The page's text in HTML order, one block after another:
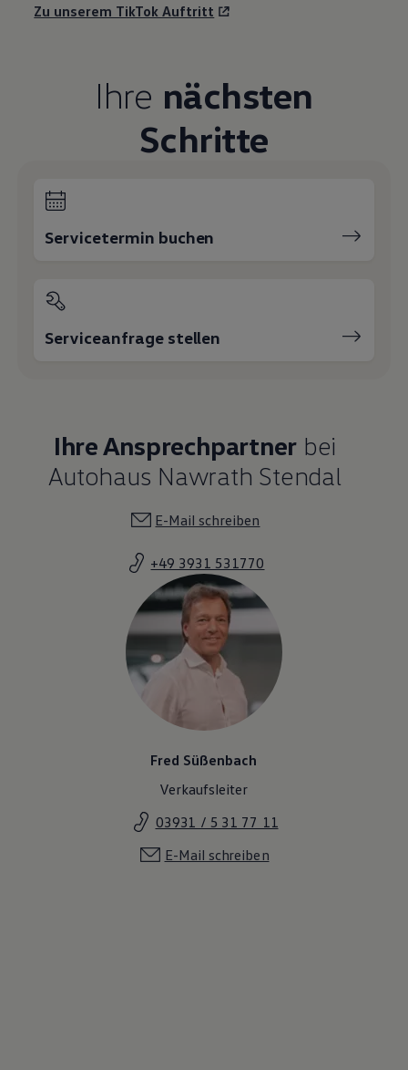
Zu unserem TikTok Auftritt
Ihre nächsten
Schritte
Servicetermin buchen
Serviceanfrage stellen
Ihre Ansprechpartner bei
Autohaus Nawrath Stendal
E-Mail schreiben
+49 3931 531770
Fred Süßenbach
Verkaufsleiter
03931 / 5 31 77 11
E-Mail schreiben